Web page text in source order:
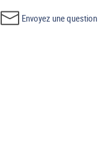
Envoyez une question